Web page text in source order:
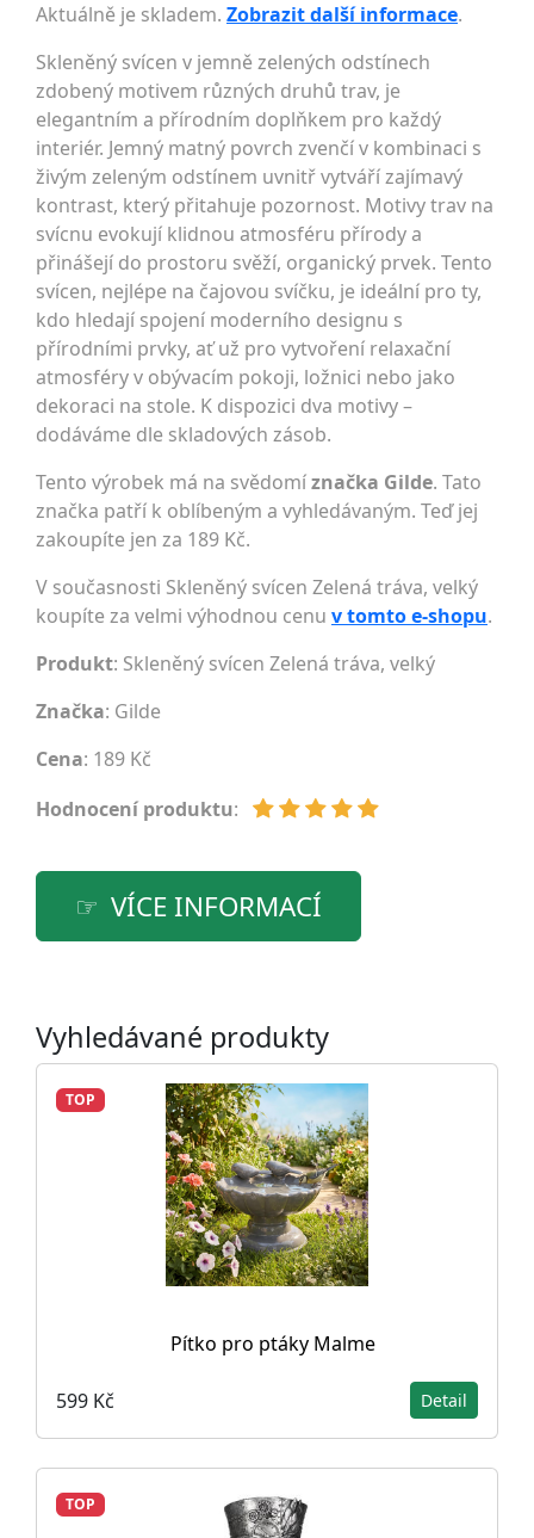
Aktuálně je skladem. Zobrazit další informace.
Skleněný svícen v jemně zelených odstínech
zdobený motivem různých druhů trav, je
elegantním a přírodním doplňkem pro každý
interiér. Jemný matný povrch zvenčí v kombinaci s
živým zeleným odstínem uvnitř vytváří zajímavý
kontrast, který přitahuje pozornost. Motivy trav na
svícnu evokují klidnou atmosféru přírody a
přinášejí do prostoru svěží, organický prvek. Tento
svícen, nejlépe na čajovou svíčku, je ideální pro ty,
kdo hledají spojení moderního designu s
přírodními prvky, ať už pro vytvoření relaxační
atmosféry v obývacím pokoji, ložnici nebo jako
dekoraci na stole. K dispozici dva motivy –
dodáváme dle skladových zásob.
Tento výrobek má na svědomíznačka Gilde. Tato
značka patří k oblíbeným a vyhledávaným. Teď jej
zakoupíte jen za 189 Kč.
V současnosti Skleněný svícen Zelená tráva, velký
koupíte za velmi výhodnou cenu v tomto e-shopu.
Produkt: Skleněný svícen Zelená tráva, velký
Značka: Gilde
Cena: 189 Kč
Hodnocení produktu:
VÍCE INFORMACÍ
Vyhledávané produkty
TOP
Pítko pro ptáky Malme
599 Kč Detail
TOP